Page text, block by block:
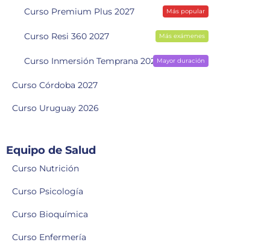
Curso Premium Plus 2027 Más popular
Curso Resi 360 2027 Más exámenes
Curso Inmersión Temprana 2028Mayor duración
Curso Córdoba 2027
Curso Uruguay 2026
Equipo de Salud
Curso Nutrición
Curso Psicología
Curso Bioquímica
Curso Enfermería